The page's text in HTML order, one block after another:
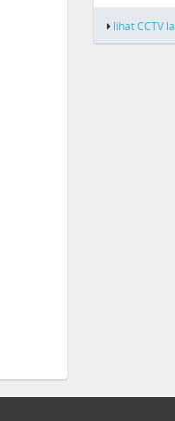
lihat CCTV